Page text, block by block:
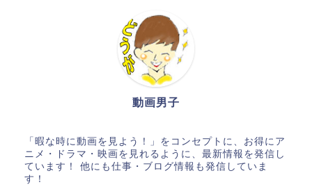
動画男子
「暇な時に動画を見よう！」をコンセプトに、お得にア
ニメ・ドラマ・映画を見れるように、最新情報を発信し
ています！ 他にも仕事・ブログ情報も発信していま
す！